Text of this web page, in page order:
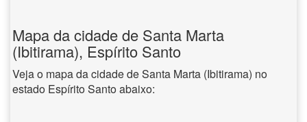
Mapa da cidade de Santa Marta
(Ibitirama), Espírito Santo
Veja o mapa da cidade de Santa Marta (Ibitirama) no
estado Espírito Santo abaixo: